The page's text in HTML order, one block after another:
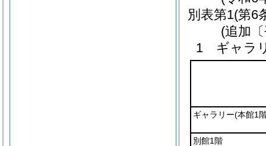
別表第1(第6
(追加
1 ギャラ
ギャラリー(本館1
別館1階